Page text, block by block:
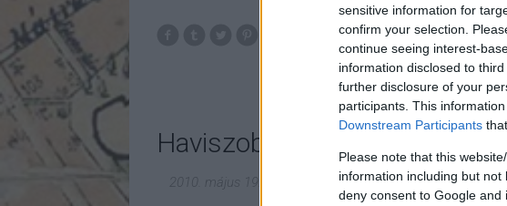
sensitive information for
confirm your selection.
continue seeing interest-
information disclosed to
further disclosure of your
participants. This
Downstream Participants
Please note that this
information including but
deny consent to Google
budapest
Haviszobor: Olvastad?
2010. május 19. fovarosi.blog.hu